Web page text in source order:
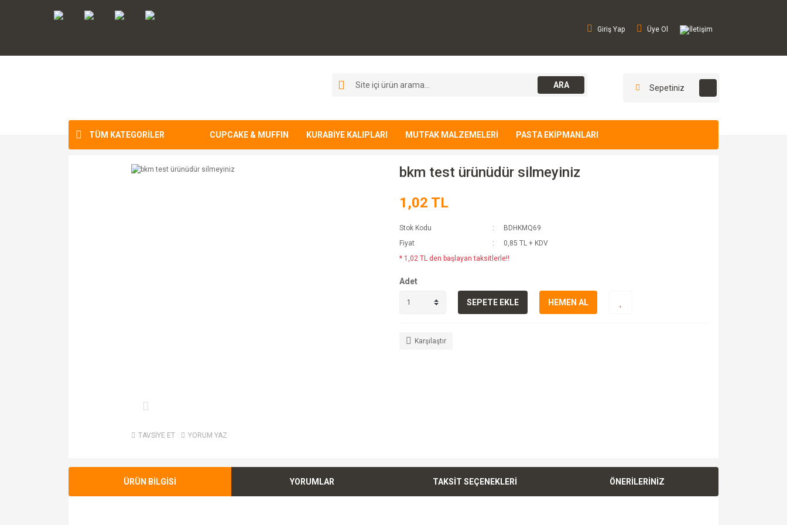
Giriş Yap Üye Ol İletişim
ARA Sepetiniz
TÜM KATEGORİLER CUPCAKE & MUFFIN KURABİYE KALIPLARI MUTFAK MALZEMELERİ PASTA EKİPMANLARI
TAVSİYE ET YORUM YAZ
bkm test ürünüdür silmeyiniz
1,02 TL
Stok Kodu
BDHKMQ69
Fiyat
0,85 TL + KDV
* 1,02 TL den başlayan taksitlerle!!
Adet
SEPETE EKLE HEMEN AL
Karşılaştır
ÜRÜN BİLGİSİ YORUMLAR TAKSİT SEÇENEKLERİ ÖNERİLERİNİZ